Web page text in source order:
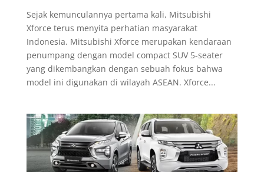
Sejak kemunculannya pertama kali, Mitsubishi
Xforce terus menyita perhatian masyarakat
Indonesia. Mitsubishi Xforce merupakan kendaraan
penumpang dengan model compact SUV 5-seater
yang dikembangkan dengan sebuah fokus bahwa
model ini digunakan di wilayah ASEAN. Xforce...